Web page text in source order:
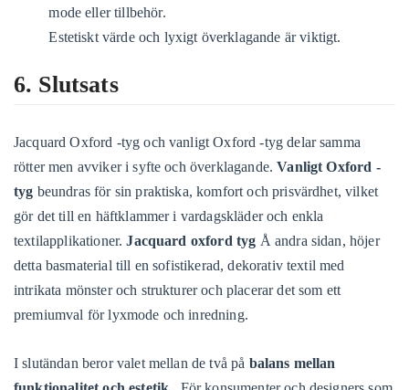
mode eller tillbehör.
Estetiskt värde och lyxigt överklagande är viktigt.
6. Slutsats
Jacquard Oxford -tyg och vanligt Oxford -tyg delar samma
rötter men avviker i syfte och överklagande.Vanligt Oxford -
tyg beundras för sin praktiska, komfort och prisvärdhet, vilket
gör det till en häftklammer i vardagskläder och enkla
textilapplikationer.Jacquard oxford tyg Å andra sidan, höjer
detta basmaterial till en sofistikerad, dekorativ textil med
intrikata mönster och strukturer och placerar det som ett
premiumval för lyxmode och inredning.
I slutändan beror valet mellan de två på balans mellan